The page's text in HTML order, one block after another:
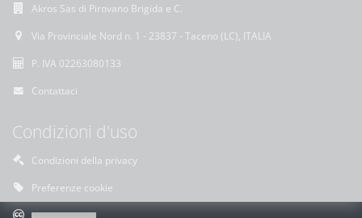
Akros Sas di Pirovano Brigida e C.
Via Provinciale Nord n. 1 - 23837 - Taceno (LC), ITALIA
P. IVA 02263080133
Contattaci
Condizioni d'uso
Condizioni della privacy
Preferenze cookie